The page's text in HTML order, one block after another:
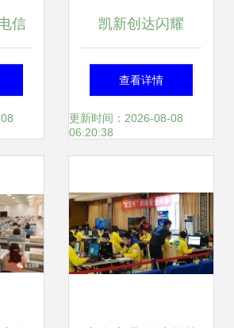
信
术
网
凯新创达闪耀
InfoCommAsia泰
国曼谷展会，上海
视听集成新高度
查看详情
更新时间：2026-08-08
06:20:38